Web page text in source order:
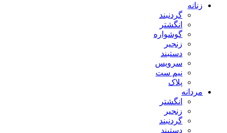
زنانه
گردنبند
انگشتر
گوشواره
زنجیر
دستبند
سرویس
نیم ست
پلاک
مردانه
انگشتر
زنجیر
گردنبند
دستبند